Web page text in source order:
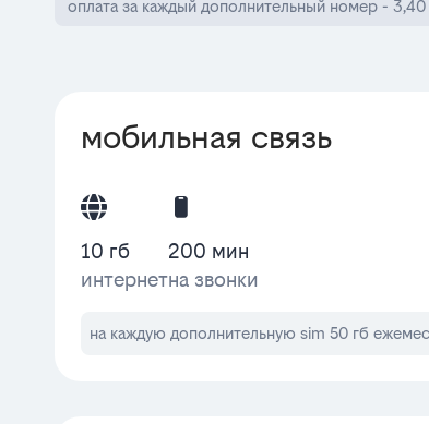
оплата за каждый дополнительный номер - 3,40
мобильная связь
10 гб
интернет
200 мин
на звонки
на каждую дополнительную sim 50 гб